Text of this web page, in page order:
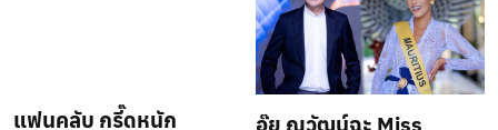
แฟนคลับ กรี๊ดหนัก
อุ๊ย ณวัฒน์ฉะ Miss